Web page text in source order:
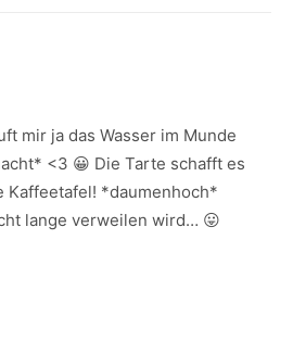
mir ja das Wasser im Munde
<3 😀 Die Tarte schafft es
Kaffeetafel! *daumenhoch*
lange verweilen wird… 😛